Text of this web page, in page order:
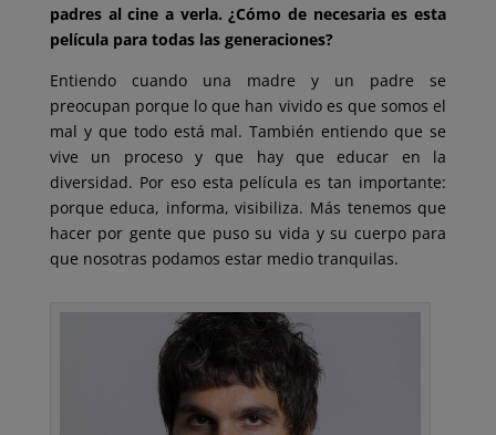
padres al cine a verla. ¿Cómo de necesaria es esta
película para todas las generaciones?
Entiendo cuando una madre y un padre se
preocupan porque lo que han vivido es que somos el
mal y que todo está mal. También entiendo que se
vive un proceso y que hay que educar en la
diversidad. Por eso esta película es tan importante:
porque educa, informa, visibiliza. Más tenemos que
hacer por gente que puso su vida y su cuerpo para
que nosotras podamos estar medio tranquilas.